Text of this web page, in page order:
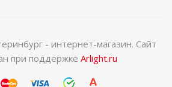
- интернет-магазин. Сайт
при поддержке Arlight.ru